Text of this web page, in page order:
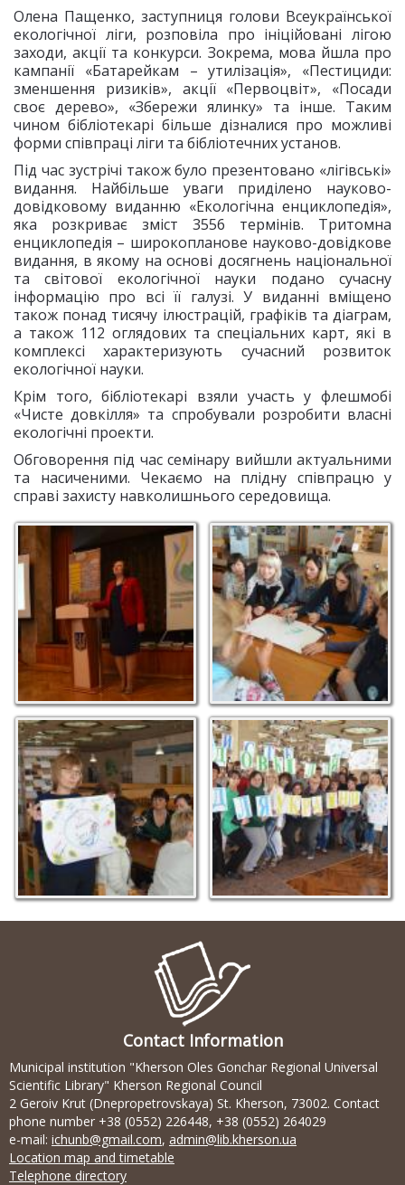
Олена Пащенко, заступниця голови Всеукраїнської
екологічної ліги, розповіла про ініційовані лігою
заходи, акції та конкурси. Зокрема, мова йшла про
кампанії «Батарейкам – утилізація», «Пестициди:
зменшення ризиків», акції «Первоцвіт», «Посади
своє дерево», «Збережи ялинку» та інше. Таким
чином бібліотекарі більше дізналися про можливі
форми співпраці ліги та бібліотечних установ.
Під час зустрічі також було презентовано «лігівські»
видання. Найбільше уваги приділено науково-
довідковому виданню «Екологічна енциклопедія»,
яка розкриває зміст 3556 термінів. Тритомна
енциклопедія – широкопланове науково-довідкове
видання, в якому на основі досягнень національної
та світової екологічної науки подано сучасну
інформацію про всі її галузі. У виданні вміщено
також понад тисячу ілюстрацій, графіків та діаграм,
а також 112 оглядових та спеціальних карт, які в
комплексі характеризують сучасний розвиток
екологічної науки.
Крім того, бібліотекарі взяли участь у флешмобі
«Чисте довкілля» та спробували розробити власні
екологічні проекти.
Обговорення під час семінару вийшли актуальними
та насиченими. Чекаємо на плідну співпрацю у
справі захисту навколишнього середовища.
Contact Information
Municipal institution "Kherson Oles Gonchar Regional Universal
Scientific Library" Kherson Regional Council
2 Geroiv Krut (Dnepropetrovskaya) St. Kherson, 73002. Contact
phone number +38 (0552) 226448, +38 (0552) 264029
e-mail: ichunb@gmail.com, admin@lib.kherson.ua
Location map and timetable
Telephone directory